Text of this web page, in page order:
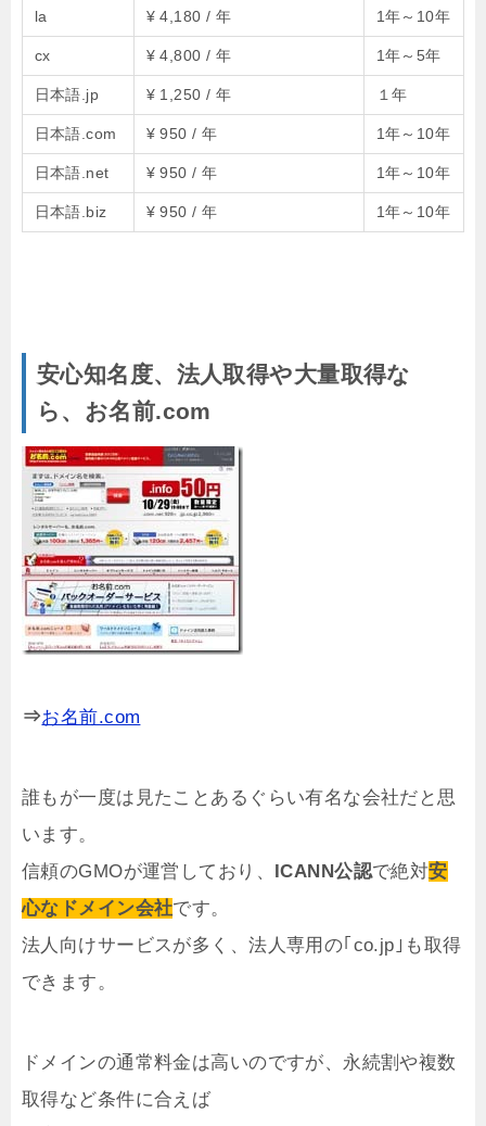
la ¥ 4,180 / 年 1年～10年
cx ¥ 4,800 / 年 1年～5年
日本語.jp ¥ 1,250 / 年 １年
日本語.com ¥ 950 / 年 1年～10年
日本語.net ¥ 950 / 年 1年～10年
日本語.biz ¥ 950 / 年 1年～10年
安心知名度、法人取得や大量取得な
ら、お名前.com
⇒お名前.com
誰もが一度は見たことあるぐらい有名な会社だと思
います。
信頼のGMOが運営しており、 ICANN公認で絶対安
心なドメイン会社です。
法人向けサービスが多く、法人専用の｢co.jp｣も取得
できます。
ドメインの通常料金は高いのですが、永続割や複数
取得など条件に合えば